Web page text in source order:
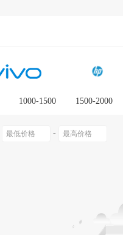
1000-1500 1500-2000
-